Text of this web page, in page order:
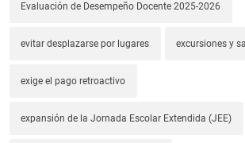
Evaluación de Desempeño Docente 2025-2026
evitar desplazarse por lugares excursiones y
exige el pago retroactivo
expansión de la Jornada Escolar Extendida (JEE)